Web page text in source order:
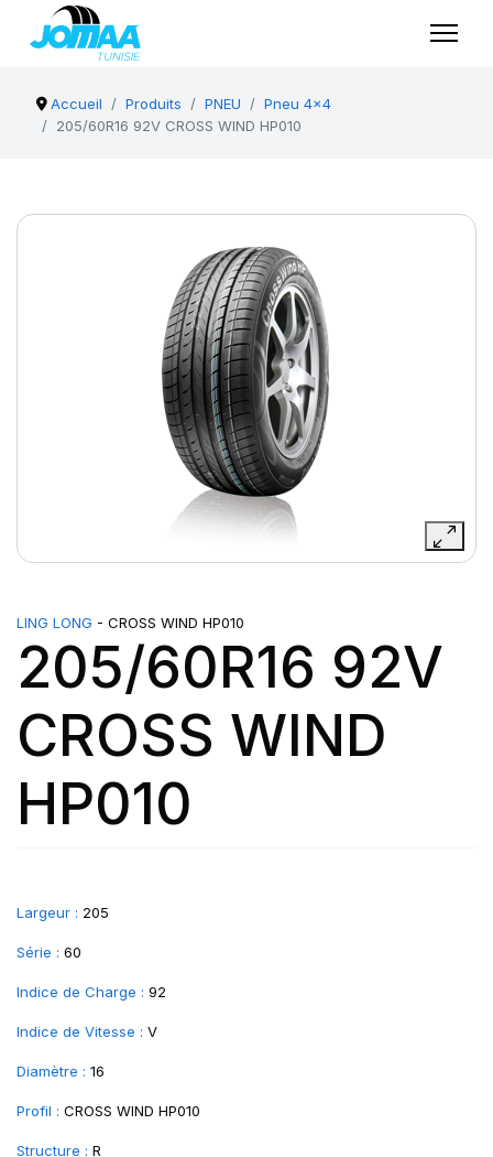
Accueil Produits PNEU
Pneu 4x4
205/60R16 92V CROSS WIND HP010
LING LONG - CROSS WIND HP010
205/60R16 92V
CROSS WIND
HP010
Largeur : 205
Série : 60
Indice de Charge : 92
Indice de Vitesse : V
Diamètre : 16
Profil : CROSS WIND HP010
Structure : R